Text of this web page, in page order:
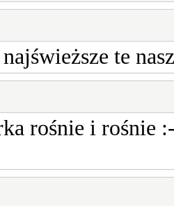
te
rośnie i rośnie